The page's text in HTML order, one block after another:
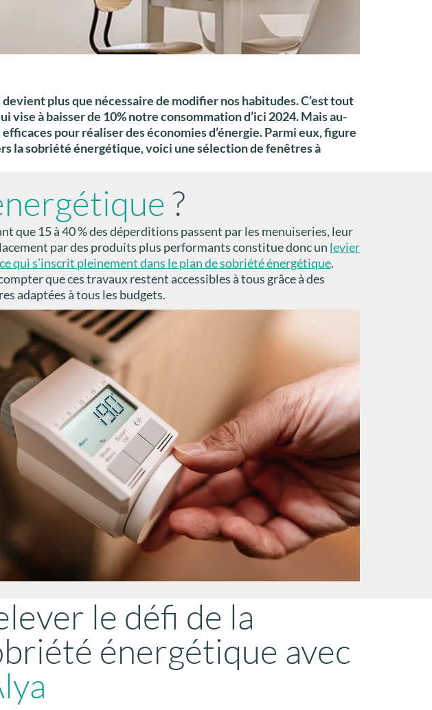
plus que nécessaire de modifier nos habitudes. C’est tout
à baisser de 10% notre consommation d’ici 2024. Mais au-
pour réaliser des économies d’énergie. Parmi eux, figure
la sobriété énergétique, voici une sélection de fenêtres à
?
que 15 à 40 % des déperditions passent par les menuiseries, leur
par des produits plus performants constitue donc un levier
qui s’inscrit pleinement dans le plan de sobriété énergétique.
que ces travaux restent accessibles à tous grâce à des
adaptées à tous les budgets.
le défi de la
énergétique avec